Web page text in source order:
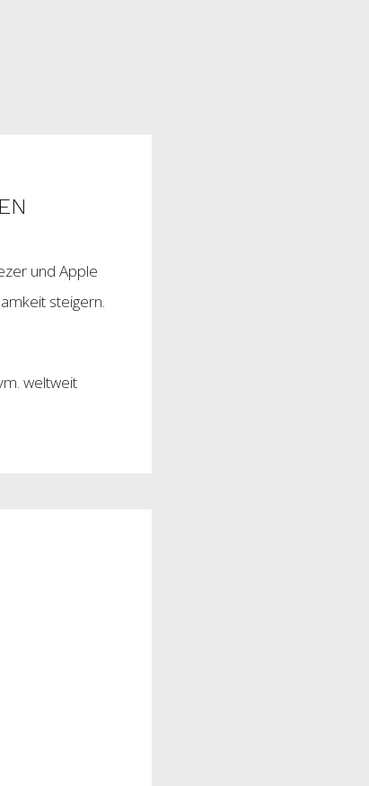
und Apple
steigern.
weltweit